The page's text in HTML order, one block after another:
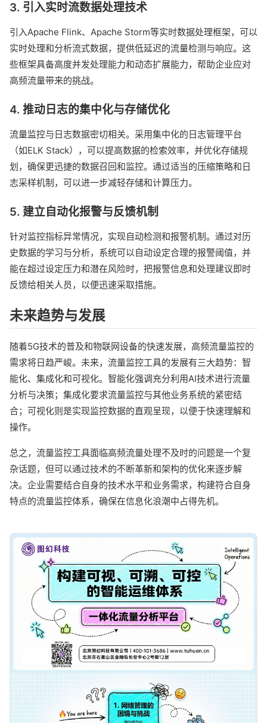
3. 引入实时流数据处理技术
引入Apache Flink、Apache Storm等实时数据处理框架，可以
实时处理和分析流式数据，提供低延迟的流量检测与响应。这
些框架具备高度并发处理能力和动态扩展能力，帮助企业应对
高频流量带来的挑战。
4. 推动日志的集中化与存储优化
流量监控与日志数据密切相关。采用集中化的日志管理平台
（如ELK Stack），可以提高数据的检索效率，并优化存储规
划，确保更迅捷的数据召回和监控。通过适当的压缩策略和日
志采样机制，可以进一步减轻存储和计算压力。
5. 建立自动化报警与反馈机制
针对监控指标异常情况，实现自动检测和报警机制。通过对历
史数据的学习与分析，系统可以自动设定合理的报警阈值，并
能在超过设定压力和潜在风险时，把报警信息和处理建议即时
反馈给相关人员，以便迅速采取措施。
未来趋势与发展
随着5G技术的普及和物联网设备的快速发展，高频流量监控的
需求将日趋严峻。未来，流量监控工具的发展有三大趋势：智
能化、集成化和可视化。智能化强调充分利用AI技术进行流量
分析与决策；集成化要求流量监控与其他业务系统的紧密结
合；可视化则是实现监控数据的直观呈现，以便于快速理解和
操作。
总之，流量监控工具面临高频流量处理不及时的问题是一个复
杂话题，但可以通过技术的不断革新和架构的优化来逐步解
决。企业需要结合自身的技术水平和业务需求，构建符合自身
特点的流量监控体系，确保在信息化浪潮中占得先机。